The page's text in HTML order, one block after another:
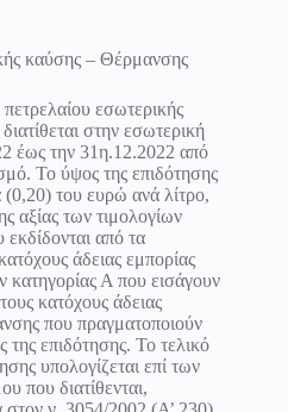
καύσης – Θέρμανσης
πετρελαίου εσωτερικής
στην εσωτερική
έως την 31η.12.2022 από
Το ύψος της επιδότησης
(0,20) του ευρώ ανά λίτρο,
αξίας των τιμολογίων
από τα
άδειας εμπορίας
κατηγορίας Α που εισάγουν
κατόχους άδειας
που πραγματοποιούν
της επιδότησης. Το τελικό
υπολογίζεται επί των
που διατίθενται,